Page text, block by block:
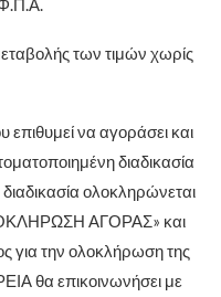
Φ.Π.Α.
των τιμών χωρίς
επιθυμεί να αγοράσει και
διαδικασία
ολοκληρώνεται
ΑΓΟΡΑΣ» και
για την ολοκλήρωση της
θα επικοινωνήσει με